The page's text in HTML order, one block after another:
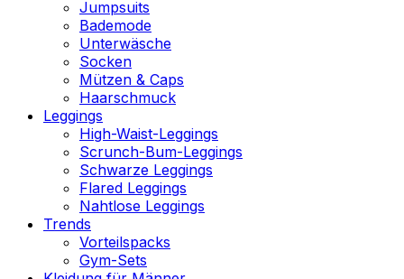
Jumpsuits
Bademode
Unterwäsche
Socken
Mützen & Caps
Haarschmuck
Leggings
High-Waist-Leggings
Scrunch-Bum-Leggings
Schwarze Leggings
Flared Leggings
Nahtlose Leggings
Trends
Vorteilspacks
Gym-Sets